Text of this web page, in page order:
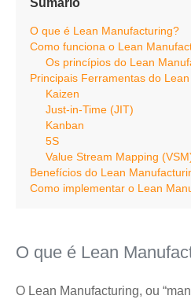
Sumário
O que é Lean Manufacturing?
Como funciona o Lean
Os princípios do Lean
Principais Ferramentas do
Kaizen
Just-in-Time (JIT)
Kanban
5S
Value Stream Mapping
Benefícios do Lean
Como implementar o Lean
O que é Lean
O Lean Manufacturing, ou